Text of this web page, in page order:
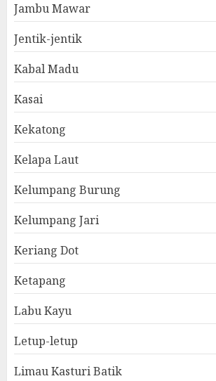
Jambu Mawar
Jentik-jentik
Kabal Madu
Kasai
Kekatong
Kelapa Laut
Kelumpang Burung
Kelumpang Jari
Keriang Dot
Ketapang
Labu Kayu
Letup-letup
Limau Kasturi Batik